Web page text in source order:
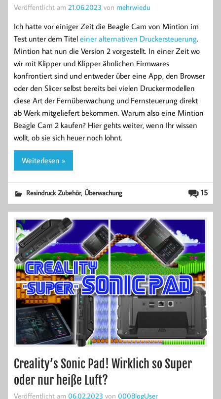
Veröffentlicht am 21.06.2023 von mehrwiedu
Ich hatte vor einiger Zeit die Beagle Cam von Mintion im
Test unter dem Titel einer alternativen Druckersteuerung.
Mintion hat nun die Version 2 vorgestellt. In einer Zeit wo
wir mit Klipper und Klipper ähnlichen Firmwares
konfrontiert sind und entweder über eine App, den Browser
oder den Slicer selbst bereits bei vielen Druckermodellen
diese Art der Fernüberwachung und Fernsteuerung direkt
ab Werk mitgeliefert bekommen. Warum also eine Mintion
Beagle Cam 2 kaufen? Hier gehts weiter, wenn Ihr wissen
wollt, ob sie sich heuer noch lohnt.
Weiterlesen »
15
Resindruck Zubehör, Überwachung
Creality’s Sonic Pad! Wirklich so Super
oder nur heiße Luft?
Veröffentlicht am 06.02.2023 von 000BlogUser